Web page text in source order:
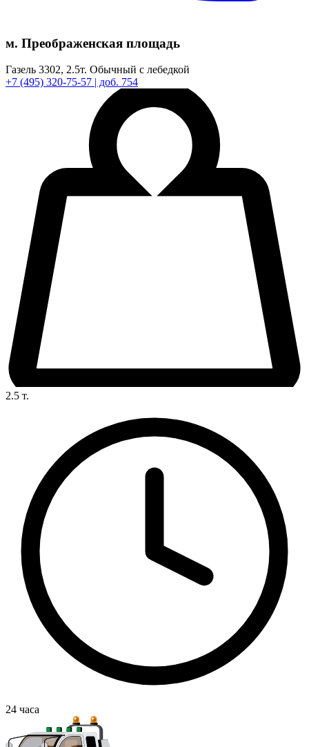
м. Преображенская площадь
Газель 3302, 2.5т. Обычный с лебедкой
+7 (495) 320-75-57 | доб. 754
2.5 т.
24 часа